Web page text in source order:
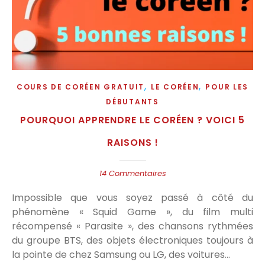
COURS DE CORÉEN GRATUIT, LE CORÉEN, POUR LES
DÉBUTANTS
POURQUOI APPRENDRE LE CORÉEN ? VOICI 5
RAISONS !
14 Commentaires
Impossible que vous soyez passé à côté du
phénomène « Squid Game », du film multi
récompensé « Parasite », des chansons rythmées
du groupe BTS, des objets électroniques toujours à
la pointe de chez Samsung ou LG, des voitures…